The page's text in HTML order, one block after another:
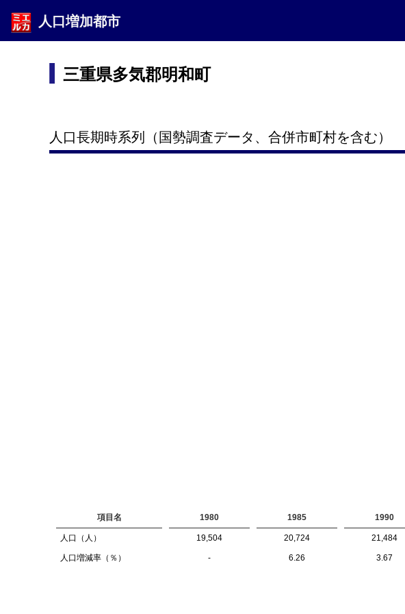
人口増加都市
三重県多気郡明和町
人口長期時系列（国勢調査データ、合併市町村を含む）
項目名 1980 1985 1990
人口（人） 19,504 20,724 21,484
人口増減率（％） - 6.26 3.67